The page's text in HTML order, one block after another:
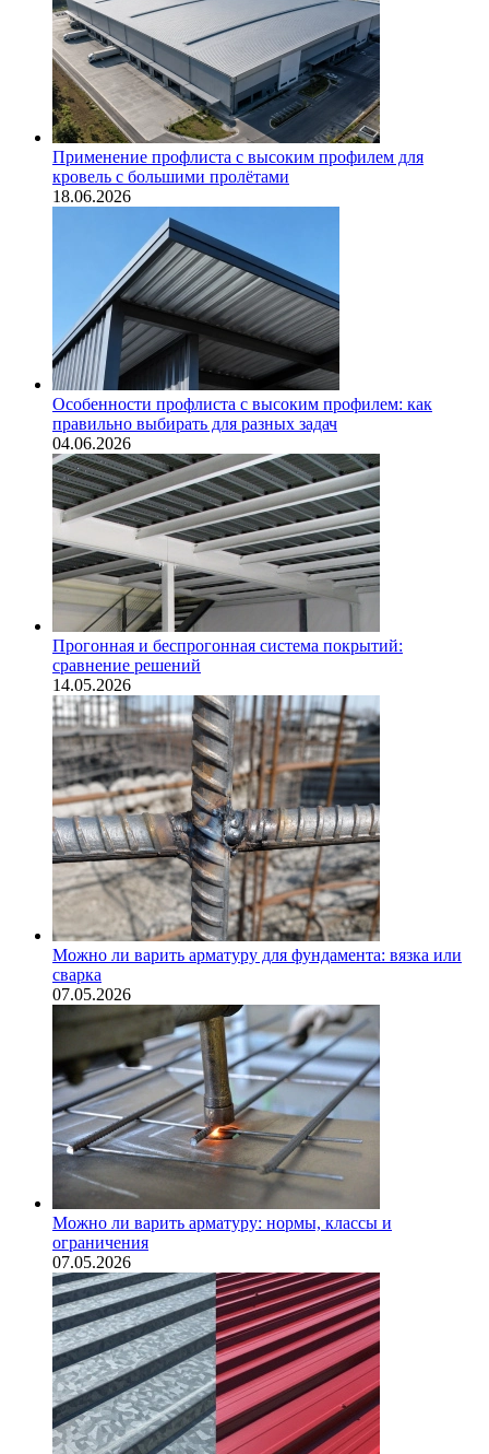
Применение профлиста с высоким профилем для
кровель с большими пролётами
18.06.2026
Особенности профлиста с высоким профилем: как
правильно выбирать для разных задач
04.06.2026
Прогонная и беспрогонная система покрытий:
сравнение решений
14.05.2026
Можно ли варить арматуру для фундамента: вязка или
сварка
07.05.2026
Можно ли варить арматуру: нормы, классы и
ограничения
07.05.2026